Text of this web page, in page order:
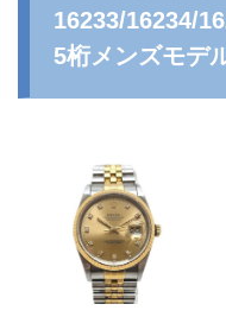
16233/16234/
5桁メンズモデ